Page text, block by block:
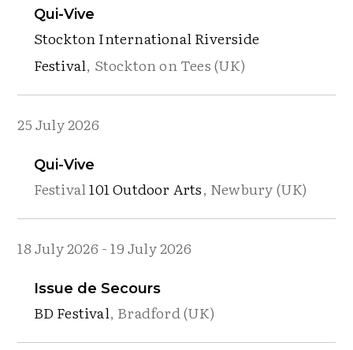
Qui-Vive
Stockton International Riverside
Festival, Stockton on Tees (UK)
25 July 2026
Qui-Vive
Festival101 Outdoor Arts, Newbury (UK)
18 July 2026 -19 July 2026
Issue de Secours
BD Festival, Bradford (UK)